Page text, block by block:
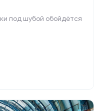
под шубой обойдётся